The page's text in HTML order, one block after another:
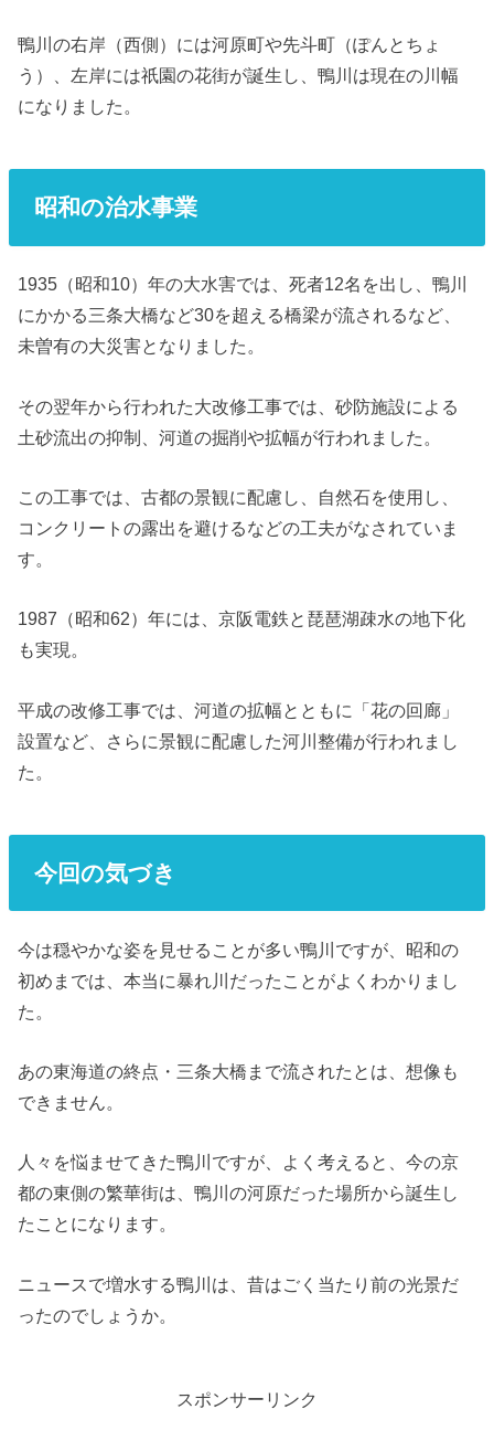
鴨川の右岸（西側）には河原町や先斗町（ぽんとちょ
う）、左岸には祇園の花街が誕生し、鴨川は現在の川幅
になりました。
昭和の治水事業
1935（昭和10）年の大水害では、死者12名を出し、鴨川
にかかる三条大橋など30を超える橋梁が流されるなど、
未曽有の大災害となりました。
その翌年から行われた大改修工事では、砂防施設による
土砂流出の抑制、河道の掘削や拡幅が行われました。
この工事では、古都の景観に配慮し、自然石を使用し、
コンクリートの露出を避けるなどの工夫がなされていま
す。
1987（昭和62）年には、京阪電鉄と琵琶湖疎水の地下化
も実現。
平成の改修工事では、河道の拡幅とともに「花の回廊」
設置など、さらに景観に配慮した河川整備が行われまし
た。
今回の気づき
今は穏やかな姿を見せることが多い鴨川ですが、昭和の
初めまでは、本当に暴れ川だったことがよくわかりまし
た。
あの東海道の終点・三条大橋まで流されたとは、想像も
できません。
人々を悩ませてきた鴨川ですが、よく考えると、今の京
都の東側の繁華街は、鴨川の河原だった場所から誕生し
たことになります。
ニュースで増水する鴨川は、昔はごく当たり前の光景だ
ったのでしょうか。
スポンサーリンク